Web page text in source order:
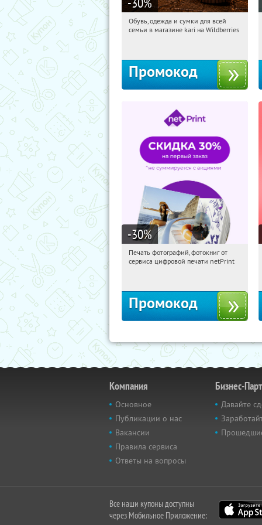
14:37:30 Получили:
Обувь, одежда и сумки для всей
семьи в магазине kari на Wildberries
Промокод
-30%
14:37:30 Получили:
Печать фотографий, фотокниг от
сервиса цифровой печати netPrint
Промокод
Компания
Основное
Публикации о нас
Вакансии
Правила сервиса
Ответы на вопросы
Бизнес-
Давайте
Все наши купоны доступны
через Мобильное Приложение: